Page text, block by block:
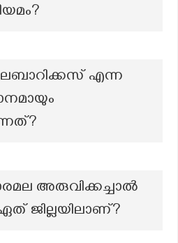
എന്ന
അരുവിക്കച്ചാൽ
ജില്ലയിലാണ്?